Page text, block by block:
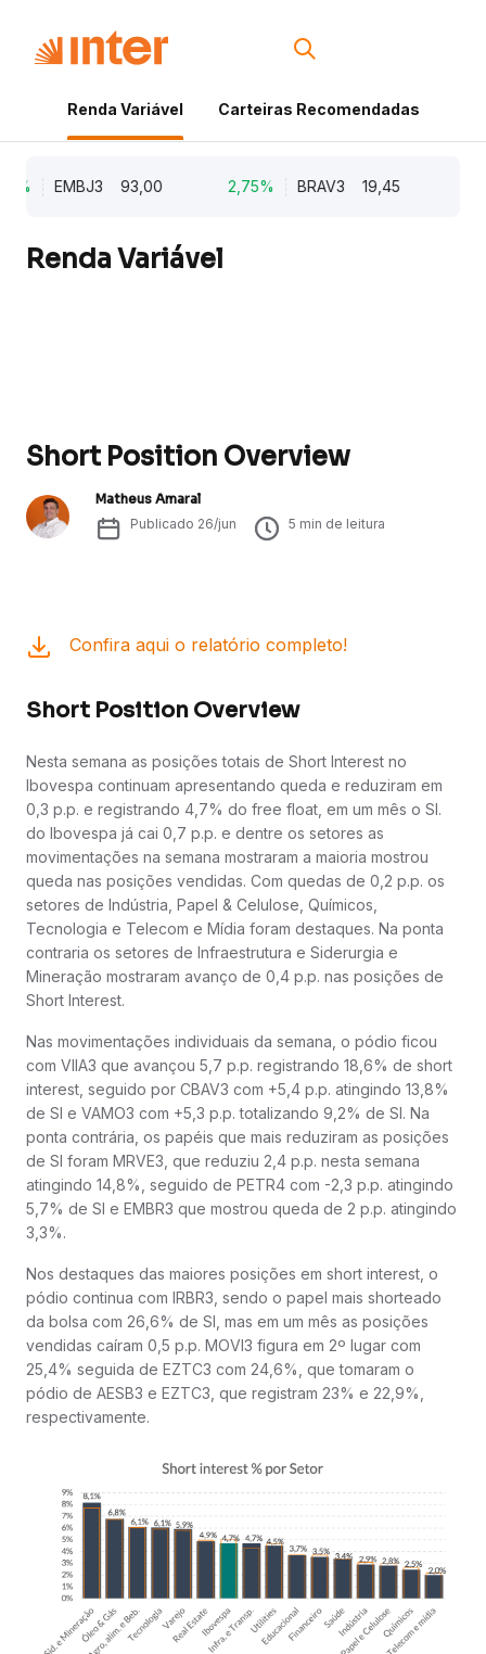
Renda Variável Carteiras Recomendadas
EMBJ3 93,00 2,75% BRAV3 19,45
Renda Variável
Short Position Overview
Matheus Amaral
Publicado 26/jun 5 min de leitura
Confira aqui o relatório completo!
Short Position Overview
Nesta semana as posições totais de Short Interest no
Ibovespa continuam apresentando queda e reduziram em
0,3 p.p. e registrando 4,7% do free float, em um mês o SI.
do Ibovespa já cai 0,7 p.p. e dentre os setores as
movimentações na semana mostraram a maioria mostrou
queda nas posições vendidas. Com quedas de 0,2 p.p. os
setores de Indústria, Papel & Celulose, Químicos,
Tecnologia e Telecom e Mídia foram destaques. Na ponta
contraria os setores de Infraestrutura e Siderurgia e
Mineração mostraram avanço de 0,4 p.p. nas posições de
Short Interest.
Nas movimentações individuais da semana, o pódio ficou
com VIIA3 que avançou 5,7 p.p. registrando 18,6% de short
interest, seguido por CBAV3 com +5,4 p.p. atingindo 13,8%
de SI e VAMO3 com +5,3 p.p. totalizando 9,2% de SI. Na
ponta contrária, os papéis que mais reduziram as posições
de SI foram MRVE3, que reduziu 2,4 p.p. nesta semana
atingindo 14,8%, seguido de PETR4 com -2,3 p.p. atingindo
5,7% de SI e EMBR3 que mostrou queda de 2 p.p. atingindo
3,3%.
Nos destaques das maiores posições em short interest, o
pódio continua com IRBR3, sendo o papel mais shorteado
da bolsa com 26,6% de SI, mas em um mês as posições
vendidas caíram 0,5 p.p. MOVI3 figura em 2º lugar com
25,4% seguida de EZTC3 com 24,6%, que tomaram o
pódio de AESB3 e EZTC3, que registram 23% e 22,9%,
respectivamente.